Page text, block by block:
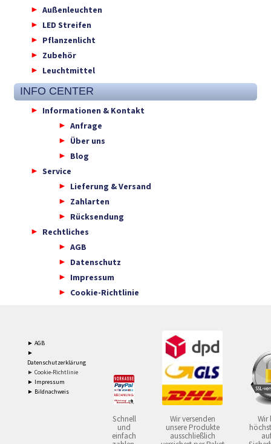
Außenleuchten
LED Streifen
Pflanzenlicht
Zubehör
Leuchtmittel
INFO CENTER
Informationen & Kontakt
Anfrage
Über uns
Blog
Service
Lieferung & Versand
Zahlarten
Rücksendung
Rechtliches
AGB
Datenschutz
Impressum
Cookie-Richtlinie
► AGB
►
Datenschutzerklärung
► Cookie-Richtlinie
► Impressum
► Bildnachweis
Schnell
und
einfach
Wir versenden
unsere Produkte
ausschließlich
Wir